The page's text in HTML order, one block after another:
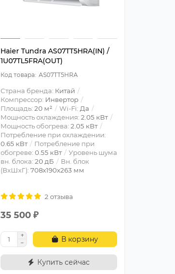
Haier Tundra AS07TT5HRA(IN) /
1U07TL5FRA(OUT)
AS07TT5HRA
Страна бренда: Китай
Компрессор: Инвертор
Площадь: 20 м² Wi-Fi: Да
Мощность охлаждения: 2.05 кВт
Мощность обогрева: 2.05 кВт
Потребление при охлаждении:
0.65 кВт
Потребление при
обогреве: 0.55 кВт
Уровень шума
вн. блока: 20 дБ
Вн. блок
(ВхШхГ): 708x190x263 мм
2 отзыва
35 500 ₽
В корзину
Купить сейчас